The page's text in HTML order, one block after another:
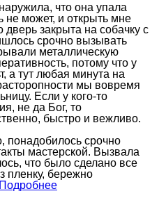
что она упала
не может, и открыть мне
закрыта на собачку с
срочно вызывать
металлическую
потому что у
а тут любая минута на
мы вовремя
Если у кого-то
не да Бог, то
быстро и вежливо.
понадобилось срочно
мастерской. Вызвала
что было сделано все
пленку, бережно
Подробнее